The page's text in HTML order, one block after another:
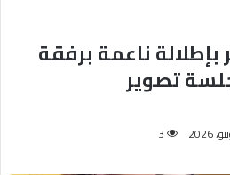
ناعمة برفقة
تصوير
3